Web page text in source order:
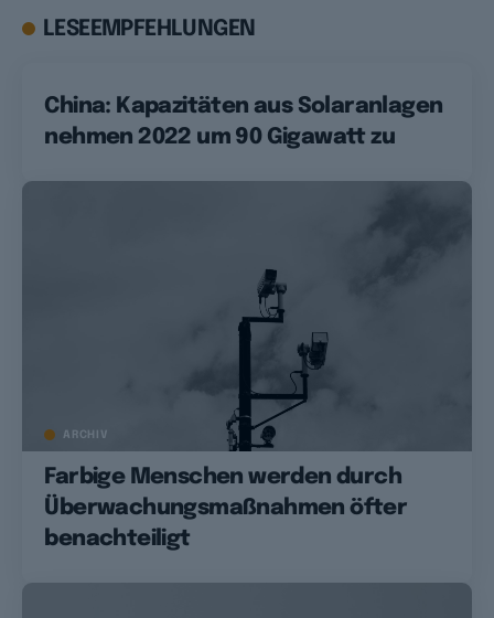
LESEEMPFEHLUNGEN
China: Kapazitäten aus Solaranlagen
nehmen 2022 um 90 Gigawatt zu
ARCHIV
Farbige Menschen werden durch
Überwachungsmaßnahmen öfter
benachteiligt